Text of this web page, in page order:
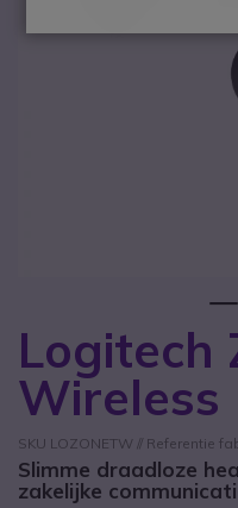
Logitech
Wireless
SKU LOZONETW // Referentie
Slimme draadloze
zakelijke
Ga naar het begin van de